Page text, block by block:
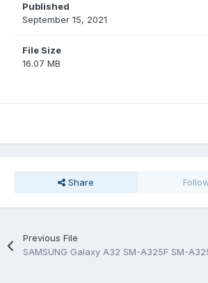
Published
September 15, 2021
File Size
16.07 MB
Share
Previous File